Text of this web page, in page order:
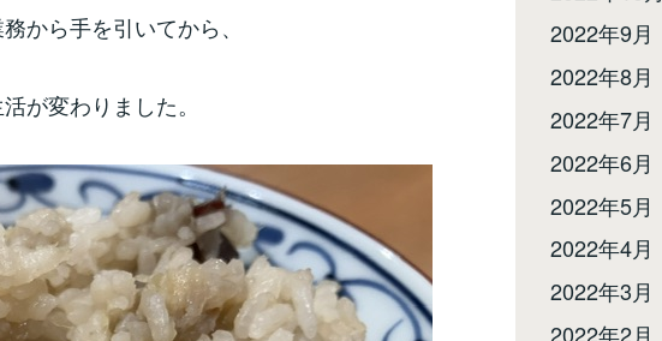
から手を引いてから、
が変わりました。
2022年9月
2022年8月
2022年7月
2022年6月
2022年5月
2022年4月
2022年3月
2022年2月